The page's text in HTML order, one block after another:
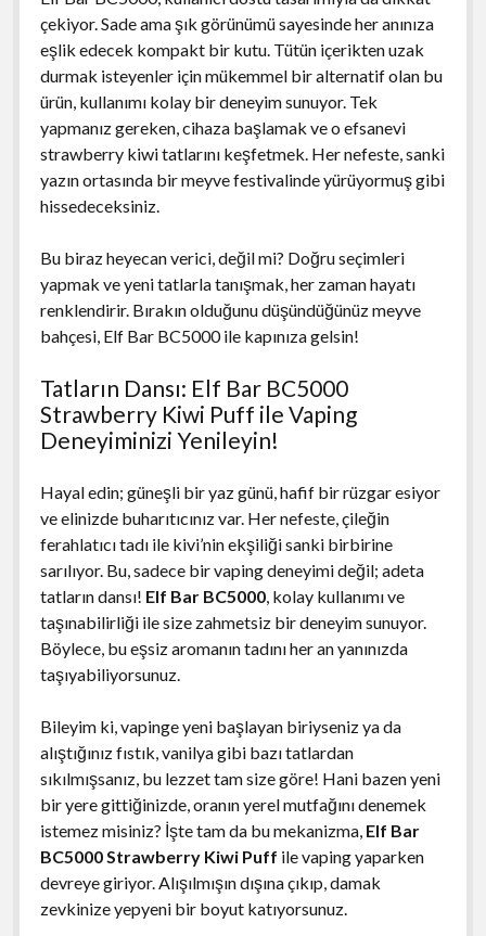
çekiyor. Sade ama şık görünümü sayesinde her anınıza
eşlik edecek kompakt bir kutu. Tütün içerikten uzak
durmak isteyenler için mükemmel bir alternatif olan bu
ürün, kullanımı kolay bir deneyim sunuyor. Tek
yapmanız gereken, cihaza başlamak ve o efsanevi
strawberry kiwi tatlarını keşfetmek. Her nefeste, sanki
yazın ortasında bir meyve festivalinde yürüyormuş gibi
hissedeceksiniz.
Bu biraz heyecan verici, değil mi? Doğru seçimleri
yapmak ve yeni tatlarla tanışmak, her zaman hayatı
renklendirir. Bırakın olduğunu düşündüğünüz meyve
bahçesi, Elf Bar BC5000 ile kapınıza gelsin!
Tatların Dansı: Elf Bar BC5000
Strawberry Kiwi Puff ile Vaping
Deneyiminizi Yenileyin!
Hayal edin; güneşli bir yaz günü, hafif bir rüzgar esiyor
ve elinizde buharıtıcınız var. Her nefeste, çileğin
ferahlatıcı tadı ile kivi’nin ekşiliği sanki birbirine
sarılıyor. Bu, sadece bir vaping deneyimi değil; adeta
tatların dansı! Elf Bar BC5000, kolay kullanımı ve
taşınabilirliği ile size zahmetsiz bir deneyim sunuyor.
Böylece, bu eşsiz aromanın tadını her an yanınızda
taşıyabiliyorsunuz.
Bileyim ki, vapinge yeni başlayan biriyseniz ya da
alıştığınız fıstık, vanilya gibi bazı tatlardan
sıkılmışsanız, bu lezzet tam size göre! Hani bazen yeni
bir yere gittiğinizde, oranın yerel mutfağını denemek
istemez misiniz? İşte tam da bu mekanizma, Elf Bar
BC5000 Strawberry Kiwi Puff ile vaping yaparken
devreye giriyor. Alışılmışın dışına çıkıp, damak
zevkinize yepyeni bir boyut katıyorsunuz.